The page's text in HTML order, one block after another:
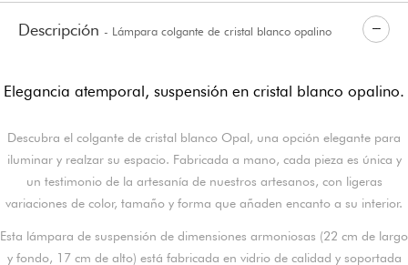
Descripción - Lámpara colgante de cristal blanco opalino
Elegancia atemporal, suspensión en cristal blanco opalino.
Descubra el colgante de cristal blanco Opal, una opción elegante para
iluminar y realzar su espacio. Fabricada a mano, cada pieza es única y
un testimonio de la artesanía de nuestros artesanos, con ligeras
variaciones de color, tamaño y forma que añaden encanto a su interior.
Esta lámpara de suspensión de dimensiones armoniosas (22 cm de largo
y fondo, 17 cm de alto) está fabricada en vidrio de calidad y soportada